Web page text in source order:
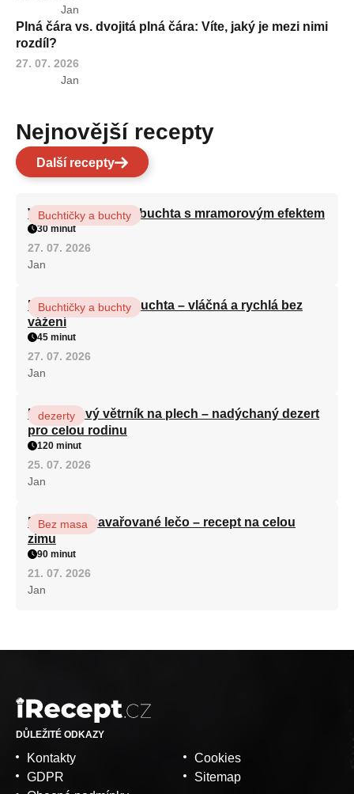
Jan
Plná čára vs. dvojitá plná čára: Víte, jaký je mezi nimi
rozdíl?
27. 07. 2026
Jan
Nejnovější recepty
Další recepty
Vláčná olejová litá buchta s mramorovým efektem
Buchtičky a buchty
30 minut
27. 07. 2026
Jan
Hrnková maková buchta – vláčná a rychlá bez
vážení
Buchtičky a buchty
45 minut
27. 07. 2026
Jan
Karamelový větrník na plech – nadýchaný dezert
pro celou rodinu
dezerty
120 minut
25. 07. 2026
Jan
Babiččino zavařované lečo – recept na celou
zimu
Bez masa
90 minut
21. 07. 2026
Jan
DŮLEŽITÉ ODKAZY
Kontakty
GDPR
Cookies
Sitemap